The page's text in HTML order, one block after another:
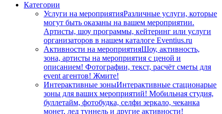
Категории
Услуги на мероприятияРазличные услуги, которые
могут быть оказаны на вашем мероприятии.
Артисты, шоу программы, кейтеринг или услуги
организаторов в нашем каталоге Eventius.ru
Активности на мероприятияШоу, активность,
зона, артисты на мероприятия с ценой и
описанием! Фотографии, текст, расчёт сметы для
event агентов! Жмите!
Интерактивные зоныИнтерактивные стационарые
зоны для ваших мероприятий! Мобильная студия,
буллетайм, фотобудка, селфи зеркало, чеканка
монет, лед туннель и другие активности!